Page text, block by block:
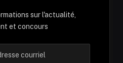
sur l'actualité,
et concours